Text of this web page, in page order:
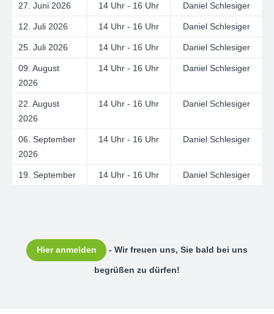
27. Juni 2026 14 Uhr - 16 Uhr Daniel Schlesiger
12. Juli 2026 14 Uhr - 16 Uhr Daniel Schlesiger
25. Juli 2026 14 Uhr - 16 Uhr Daniel Schlesiger
09. August
2026
14 Uhr - 16 Uhr Daniel Schlesiger
22. August
2026
14 Uhr - 16 Uhr Daniel Schlesiger
06. September
2026
14 Uhr - 16 Uhr Daniel Schlesiger
19. September 14 Uhr - 16 Uhr Daniel Schlesiger
Hier anmelden - Wir freuen uns, Sie bald bei uns
begrüßen zu dürfen!